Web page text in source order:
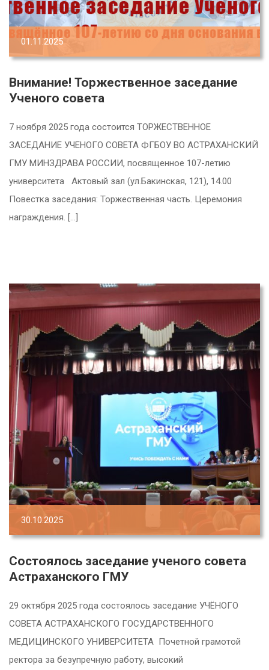
01.11.2025
Внимание! Торжественное заседание
Ученого совета
7 ноября 2025 года состоится ТОРЖЕСТВЕННОЕ
ЗАСЕДАНИЕ УЧЕНОГО СОВЕТА ФГБОУ ВО АСТРАХАНСКИЙ
ГМУ МИНЗДРАВА РОССИИ, посвященное 107-летию
университета Актовый зал (ул.Бакинская, 121), 14.00
Повестка заседания: Торжественная часть. Церемония
награждения. […]
30.10.2025
Состоялось заседание ученого совета
Астраханского ГМУ
29 октября 2025 года состоялось заседание УЧЁНОГО
СОВЕТА АСТРАХАНСКОГО ГОСУДАРСТВЕННОГО
МЕДИЦИНСКОГО УНИВЕРСИТЕТА Почетной грамотой
ректора за безупречную работу, высокий